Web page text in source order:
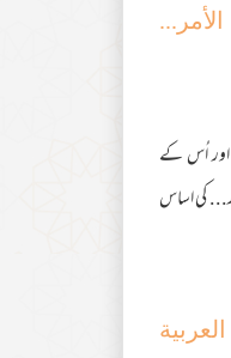
اور اُس کے
کی اساس